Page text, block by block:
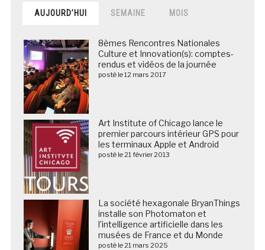
AUJOURD’HUI SEMAINE MOIS
8èmes Rencontres Nationales
Culture et Innovation(s): comptes-
rendus et vidéos de la journée
posté le 12 mars 2017
Art Institute of Chicago lance le
premier parcours intérieur GPS pour
les terminaux Apple et Android
posté le 21 février 2013
La société hexagonale BryanThings
installe son Photomaton et
l’intelligence artificielle dans les
musées de France et du Monde
posté le 21 mars 2025